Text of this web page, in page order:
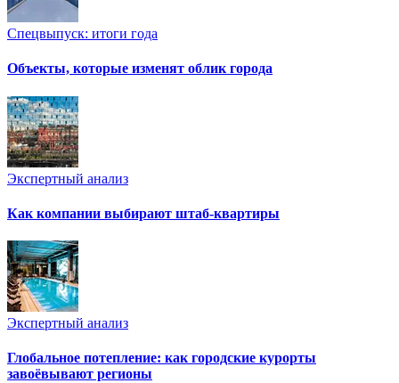
Спецвыпуск: итоги года
Объекты, которые изменят облик города
Экспертный анализ
Как компании выбирают штаб-квартиры
Экспертный анализ
Глобальное потепление: как городские курорты
завоёвывают регионы